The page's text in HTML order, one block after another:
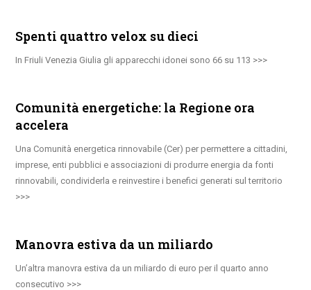
Spenti quattro velox su dieci
In Friuli Venezia Giulia gli apparecchi idonei sono 66 su 113
Comunità energetiche: la Regione ora
accelera
Una Comunità energetica rinnovabile (Cer) per permettere a cittadini,
imprese, enti pubblici e associazioni di produrre energia da fonti
rinnovabili, condividerla e reinvestire i benefici generati sul territorio
Manovra estiva da un miliardo
Un’altra manovra estiva da un miliardo di euro per il quarto anno
consecutivo